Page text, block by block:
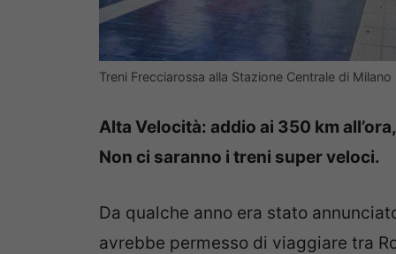
Treni Frecciarossa alla Stazione Centrale di
Alta Velocità: addio ai 350 km
Non ci saranno i treni super veloci.
Da qualche anno era stato
avrebbe permesso di viaggiare tra